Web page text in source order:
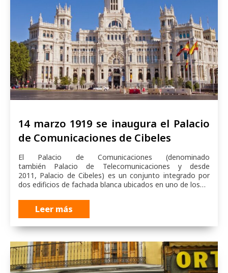
14 marzo 1919 se inaugura el Palacio
de Comunicaciones de Cibeles
El Palacio de Comunicaciones (denominado
también Palacio de Telecomunicaciones y desde
2011, Palacio de Cibeles) es un conjunto integrado por
dos edificios de fachada blanca ubicados en uno de los…
Leer más